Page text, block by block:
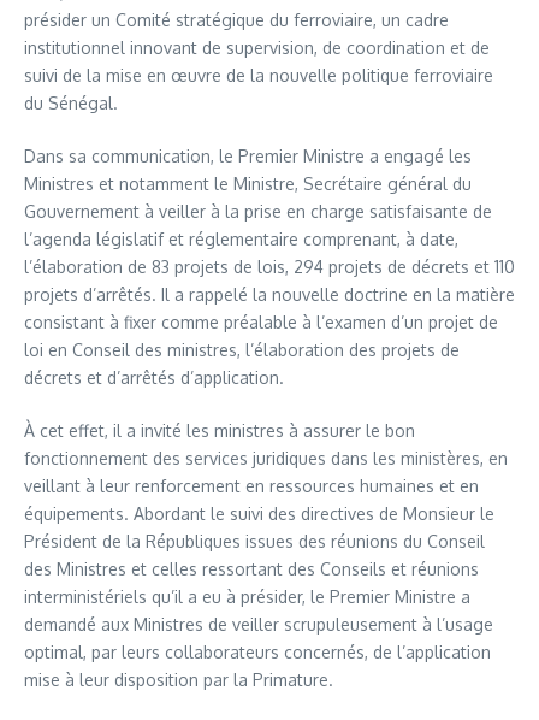
présider un Comité stratégique du ferroviaire, un cadre
institutionnel innovant de supervision, de coordination et de
suivi de la mise en œuvre de la nouvelle politique ferroviaire
du Sénégal.
Dans sa communication, le Premier Ministre a engagé les
Ministres et notamment le Ministre, Secrétaire général du
Gouvernement à veiller à la prise en charge satisfaisante de
l’agenda législatif et réglementaire comprenant, à date,
l’élaboration de 83 projets de lois, 294 projets de décrets et 110
projets d’arrêtés. Il a rappelé la nouvelle doctrine en la matière
consistant à fixer comme préalable à l’examen d’un projet de
loi en Conseil des ministres, l’élaboration des projets de
décrets et d’arrêtés d’application.
À cet effet, il a invité les ministres à assurer le bon
fonctionnement des services juridiques dans les ministères, en
veillant à leur renforcement en ressources humaines et en
équipements. Abordant le suivi des directives de Monsieur le
Président de la Républiques issues des réunions du Conseil
des Ministres et celles ressortant des Conseils et réunions
interministériels qu’il a eu à présider, le Premier Ministre a
demandé aux Ministres de veiller scrupuleusement à l’usage
optimal, par leurs collaborateurs concernés, de l’application
mise à leur disposition par la Primature.